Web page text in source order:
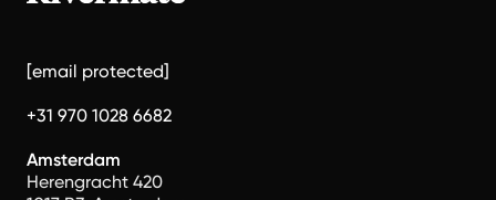
[email protected]
+31 970 1028 6682
Amsterdam
Herengracht 420